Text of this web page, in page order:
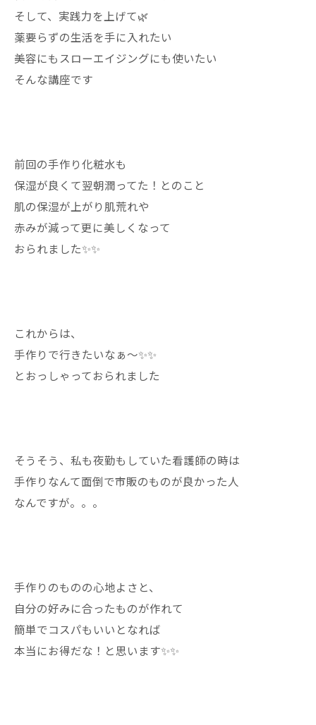
そして、実践力を上げて🌿
薬要らずの生活を手に入れたい
美容にもスローエイジングにも使いたい
そんな講座です
前回の手作り化粧水も
保湿が良くて翌朝潤ってた！とのこと
肌の保湿が上がり肌荒れや
赤みが減って更に美しくなって
おられました✨✨
これからは、
手作りで行きたいなぁ〜✨✨
とおっしゃっておられました
そうそう、私も夜勤もしていた看護師の時は
手作りなんて面倒で市販のものが良かった人
なんですが。。。
手作りのものの心地よさと、
自分の好みに合ったものが作れて
簡単でコスパもいいとなれば
本当にお得だな！と思います✨✨